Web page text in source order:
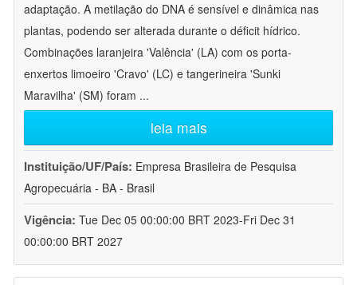
adaptação. A metilação do DNA é sensível e dinâmica nas
plantas, podendo ser alterada durante o déficit hídrico.
Combinações laranjeira 'Valência' (LA) com os porta-
enxertos limoeiro 'Cravo' (LC) e tangerineira 'Sunki
Maravilha' (SM) foram ...
leia mais
Instituição/UF/País: Empresa Brasileira de Pesquisa
Agropecuária - BA - Brasil
Vigência: Tue Dec 05 00:00:00 BRT 2023-Fri Dec 31
00:00:00 BRT 2027